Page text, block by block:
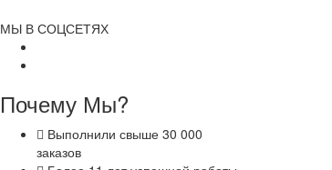
МЫ В СОЦСЕТЯХ
Почему Мы?
Выполнили свыше 30 000
заказов